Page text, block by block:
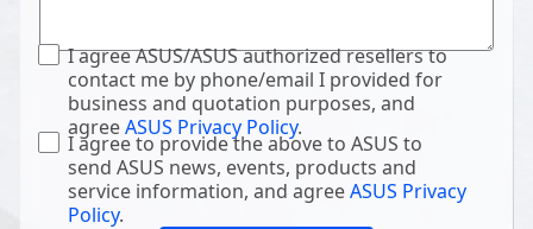
I agree ASUS/ASUS authorized resellers to
contact me by phone/email I provided for
business and quotation purposes, and
agreeASUS Privacy Policy.
I agree to provide the above to ASUS to
send ASUS news, events, products and
service information, and agreeASUS Privacy
Policy.